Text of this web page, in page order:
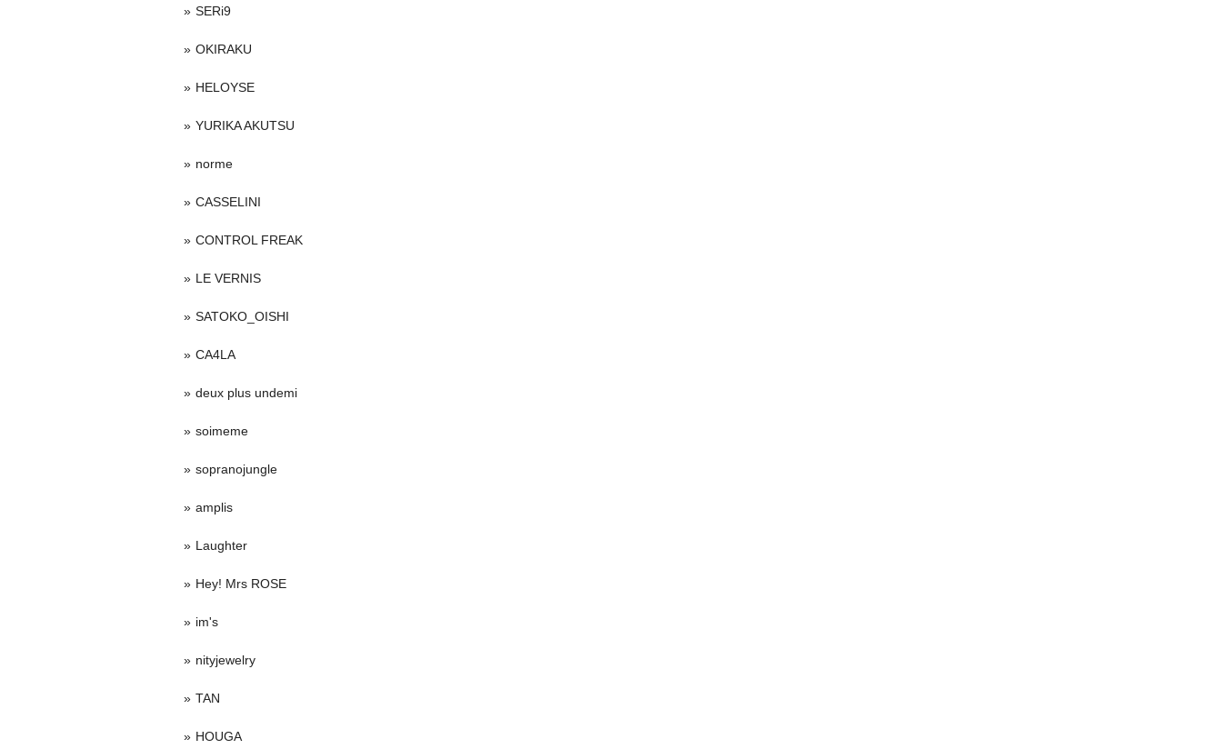
SERi9
OKIRAKU
HELOYSE
YURIKA AKUTSU
norme
CASSELINI
CONTROL FREAK
LE VERNIS
SATOKO_OISHI
CA4LA
deux plus undemi
soimeme
sopranojungle
amplis
Laughter
Hey! Mrs ROSE
im's
nityjewelry
TAN
HOUGA